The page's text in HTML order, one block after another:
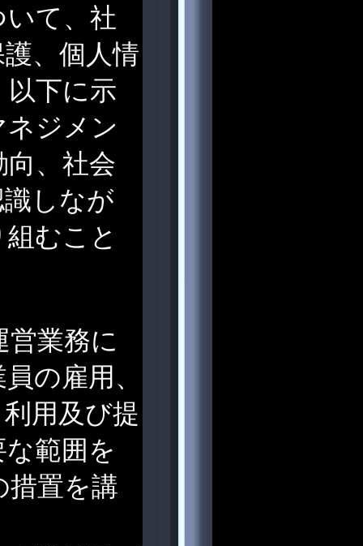
て、社
、個人情
下に示
ジメン
、社会
しなが
むこと
業務に
の雇用、
用及び提
範囲を
措置を講